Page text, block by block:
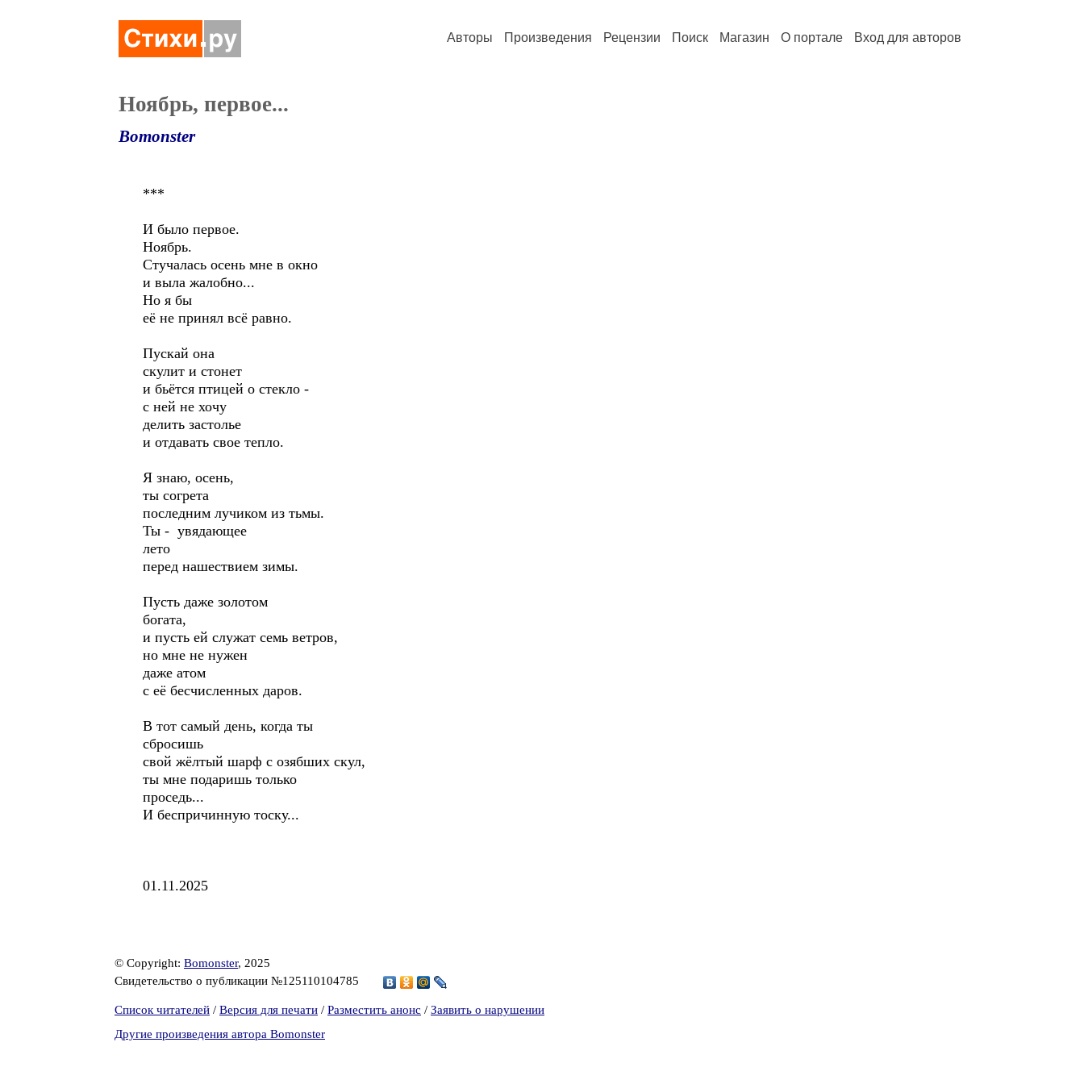
Авторы Произведения Рецензии Поиск Магазин О портале Вход для авторов
Ноябрь, первое...
Bomonster
***
И было первое.
Ноябрь.
Стучалась осень мне в окно
и выла жалобно...
Но я бы
её не принял всё равно.
Пускай она
скулит и стонет
и бьётся птицей о стекло -
с ней не хочу
делить застолье
и отдавать свое тепло.
Я знаю, осень,
ты согрета
последним лучиком из тьмы.
Ты - увядающее
лето
перед нашествием зимы.
Пусть даже золотом
богата,
и пусть ей служат семь ветров,
но мне не нужен
даже атом
с её бесчисленных даров.
В тот самый день, когда ты
сбросишь
свой жёлтый шарф с озябших скул,
ты мне подаришь только
проседь...
И беспричинную тоску...
01.11.2025
© Copyright: Bomonster, 2025
Свидетельство о публикации №125110104785
Список читателей / Версия для печати / Разместить анонс / Заявить о нарушении
Другие произведения автора Bomonster